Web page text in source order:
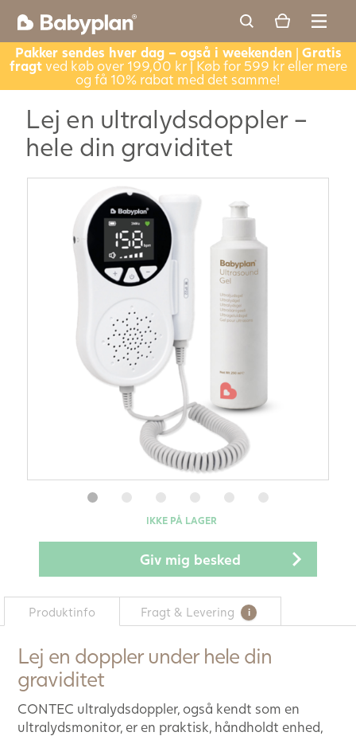
Pakker sendes hver dag – også i weekenden | Gratis
fragtved køb over 199,00 kr | Køb for 599 kr eller mere
og få 10% rabat med det samme!
Lej en ultralydsdoppler –
hele din graviditet
IKKE PÅ LAGER
Produktinfo Fragt & Levering
Lej en doppler under hele din
graviditet
CONTEC ultralydsdoppler, også kendt som en
ultralydsmonitor, er en praktisk, håndholdt enhed,